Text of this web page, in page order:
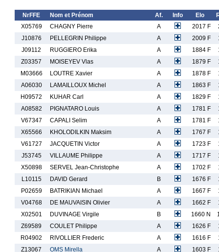
NrFFE Nom et Prénom Af. Info Elo
X05769
CHAGNY Pierre A 2017 F
J10876
PELLEGRIN Philippe A 2009 F
J09112
RUGGIERO Erika A 1884 F
Z03357
MOISEYEV Vlas A 1879 F
M03666
LOUTRE Xavier A 1878 F
A06030
LAMAILLOUX Michel A 1863 F
H09572
KUHAR Carl A 1829 F
A08582
PIGNATARO Louis A 1781 F
V67347
CAPALI Selim A 1781 F
X65566
KHOLODILKIN Maksim A 1767 F
V61727
JACQUETIN Victor A 1723 F
J53745
VILLAUME Philippe A 1717 F
X50898
SERVEL Jean-Christophe A 1702 F
L10115
DAVID Gerard B 1676 F
P02659
BATRIKIAN Michael A 1667 F
V04768
DE MAUVAISIN Olivier A 1662 F
X02501
DUVINAGE Virgile B 1660 N
Z69589
COULET Philippe A 1626 F
R04902
RIVOLLIER Frederic A 1616 F
Z13067
OMS Mirella A 1603 F